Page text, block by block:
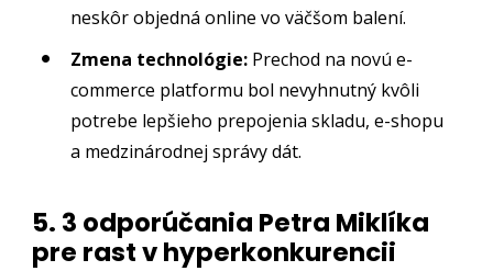
neskôr objedná online vo väčšom balení.
Zmena technológie: Prechod na novú e-
commerce platformu bol nevyhnutný kvôli
potrebe lepšieho prepojenia skladu, e-shopu
a medzinárodnej správy dát.
5. 3 odporúčania Petra Miklíka
pre rast v hyperkonkurencii